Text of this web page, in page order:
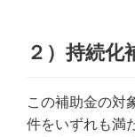
２）持続化
この補助金の対
件をいずれも満